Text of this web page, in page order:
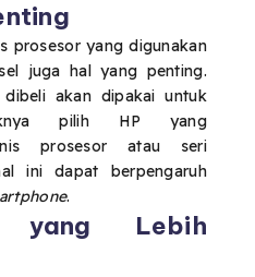
prosesor yang digunakan
juga hal yang penting.
akan dipakai untuk
pilih HP yang
prosesor atau seri
ini dapat berpengaruh
.
yang Lebih